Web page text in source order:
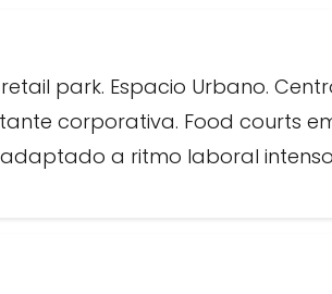
park. Espacio Urbano.
corporativa. Food courts
a ritmo laboral